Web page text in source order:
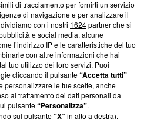
trasparenti su Blasting
e su come ci impegniamo a
afferma la nostra aderenza a
Blasting News non è
ma ha richiesto di farne
effettuato una verifica di
di tracciamento per fornirti un servizio
di navigazione e per analizzare il
con i nostri 1624partner che si
e social media, alcune
l’indirizzo IP e le caratteristiche del tuo
con altre informazioni che hai
tuo utilizzo dei loro servizi. Puoi
cliccando il pulsante“Accetta tutti”
personalizzare le tue scelte, anche
al trattamento dei dati personali da
pulsante“Personalizza”.
sul pulsante“X”in alto a destra),